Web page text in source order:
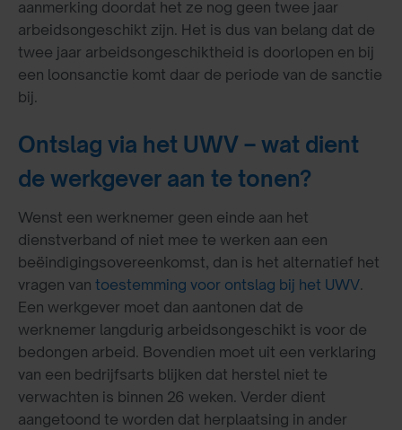
aanmerking doordat het ze nog geen twee jaar
arbeidsongeschikt zijn. Het is dus van belang dat de
twee jaar arbeidsongeschiktheid is doorlopen en bij
een loonsanctie komt daar de periode van de sanctie
bij.
Ontslag via het UWV – wat dient
de werkgever aan te tonen?
Wenst een werknemer geen einde aan het
dienstverband of niet mee te werken aan een
beëindigingsovereenkomst, dan is het alternatief het
vragen van toestemming voor ontslag bij het UWV.
Een werkgever moet dan aantonen dat de
werknemer langdurig arbeidsongeschikt is voor de
bedongen arbeid. Bovendien moet uit een verklaring
van een bedrijfsarts blijken dat herstel niet te
verwachten is binnen 26 weken. Verder dient
aangetoond te worden dat herplaatsing in ander